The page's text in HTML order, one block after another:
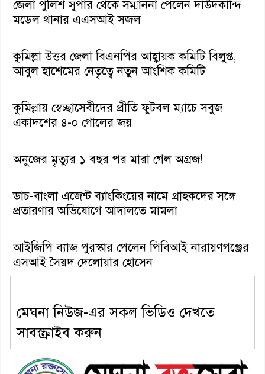
জেলা পুলিশ সুপার থেকে সম্মাননা পেলেন দাউদকান্দি
মডেল থানার এএসআই সজল
কুমিল্লা উত্তর জেলা বিএনপির আহ্বায়ক কমিটি বিলুপ্ত,
আবুল হাশেমের নেতৃত্বে নতুন আংশিক কমিটি
কুমিল্লায় স্বেচ্ছাসেবীদের প্রীতি ফুটবল ম্যাচে সবুজ
একাদশের ৪-০ গোলের জয়
অনুজের মৃত্যুর ১ বছর পর মারা গেল অগ্রজ!
ডাচ-বাংলা এজেন্ট ব্যাংকিংয়ের নামে গ্রাহকদের সঙ্গে
প্রতারণার অভিযোগে আদালতে মামলা
আইজিপি ব্যাজ পুরস্কার পেলেন পিবিআই নারায়ণগঞ্জের
এসআই সৈয়দ দেলোয়ার হোসেন
মেঘনা নিউজ-এর সকল ভিডিও দেখতে
সাবস্ক্রাইব করুন